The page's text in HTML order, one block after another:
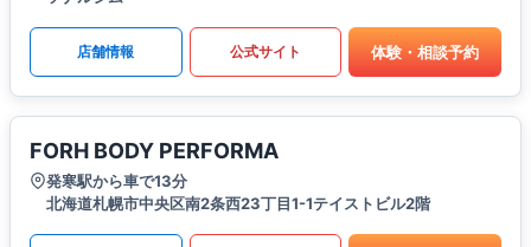
店舗情報 公式サイト 体験・相談予約
FORH BODY PERFORMA
発寒駅から車で13分
北海道札幌市中央区南2条西23丁目1-1テイストビル2階